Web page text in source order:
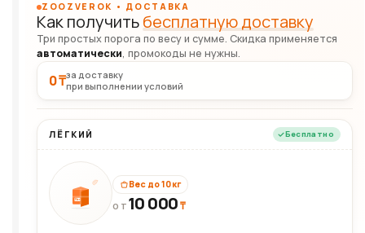
ZOOZVEROK • ДОСТАВКА
Как получитьбесплатную доставку
Три простых порога по весу и сумме. Скидка применяется
автоматически, промокоды не нужны.
0 ₸за доставку
при выполнении условий
ЛЁГКИЙ Бесплатно
10кг
Вес до 10 кг
ОТ 10 000₸